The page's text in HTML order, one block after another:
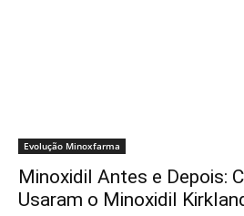
Evolução Minoxfarma
Minoxidil Antes e Depois:
Usaram o Minoxidil